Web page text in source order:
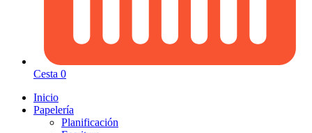
Cesta 0
Inicio
Papelería
Planificación